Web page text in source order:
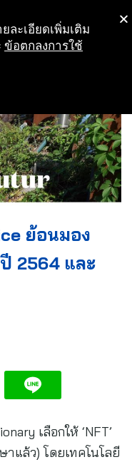
ย้อนมอง
2564 และ
เลือกให้ ‘NFT’
แล้ว) โดยเทคโนโลยี
ละเอียดเพิ่มเติม
ข้อตกลงการใช้